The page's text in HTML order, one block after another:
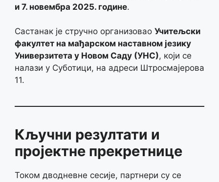
и 7. новембра 2025. године.
Састанак је стручно организовао Учитељски
факултет на мађарском наставном језику
Универзитета у Новом Саду (УНС), који се
налази у Суботици, на адреси Штросмајерова
11.
Кључни резултати и
пројектне прекретнице
Током дводневне сесије, партнери су се